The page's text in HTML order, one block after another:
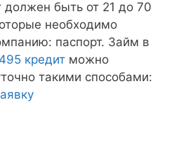
должен быть от 21 до 70
необходимо
паспорт. Займ в
кредит можно
такими способами: